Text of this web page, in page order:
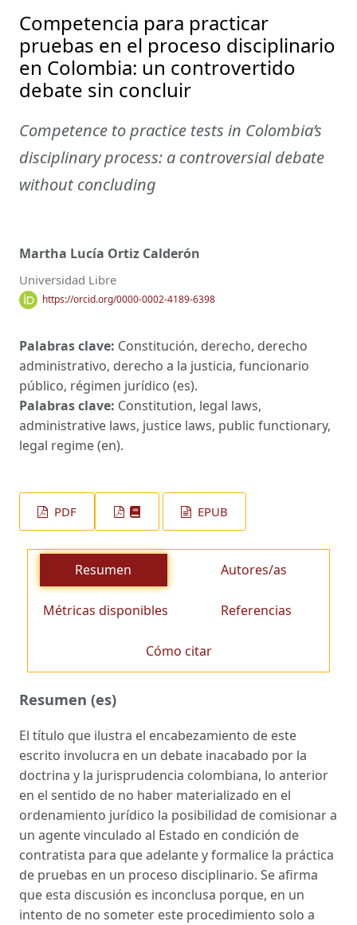
Competencia para practicar
pruebas en el proceso disciplinario
en Colombia: un controvertido
debate sin concluir
Competence to practice tests in Colombia’s
disciplinary process: a controversial debate
without concluding
Martha Lucía Ortiz Calderón
Universidad Libre
https://orcid.org/0000-0002-4189-6398
Palabras clave: Constitución, derecho, derecho
administrativo, derecho a la justicia, funcionario
público, régimen jurídico (es).
Palabras clave: Constitution, legal laws,
administrative laws, justice laws, public functionary,
legal regime (en).
PDF EPUB
Resumen Autores/as
Métricas disponibles Referencias
Cómo citar
Resumen (es)
El título que ilustra el encabezamiento de este
escrito involucra en un debate inacabado por la
doctrina y la jurisprudencia colombiana, lo anterior
en el sentido de no haber materializado en el
ordenamiento jurídico la posibilidad de comisionar a
un agente vinculado al Estado en condición de
contratista para que adelante y formalice la práctica
de pruebas en un proceso disciplinario. Se afirma
que esta discusión es inconclusa porque, en un
intento de no someter este procedimiento solo a